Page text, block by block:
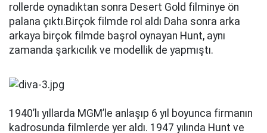
rollerde oynadıktan sonra Desert Gold filminye ön
palana çıktı.Birçok filmde rol aldı Daha sonra arka
arkaya birçok filmde başrol oynayan Hunt, aynı
zamanda şarkıcılık ve modellik de yapmıştı.
1940’lı yıllarda MGM’le anlaşıp 6 yıl boyunca firmanın
kadrosunda filmlerde yer aldı. 1947 yılında Hunt ve